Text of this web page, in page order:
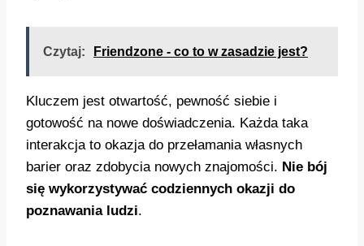
Czytaj: Friendzone - co to w zasadzie jest?
Kluczem jest otwartość, pewność siebie i
gotowość na nowe doświadczenia. Każda taka
interakcja to okazja do przełamania własnych
barier oraz zdobycia nowych znajomości. Nie bój
się wykorzystywać codziennych okazji do
poznawania ludzi.